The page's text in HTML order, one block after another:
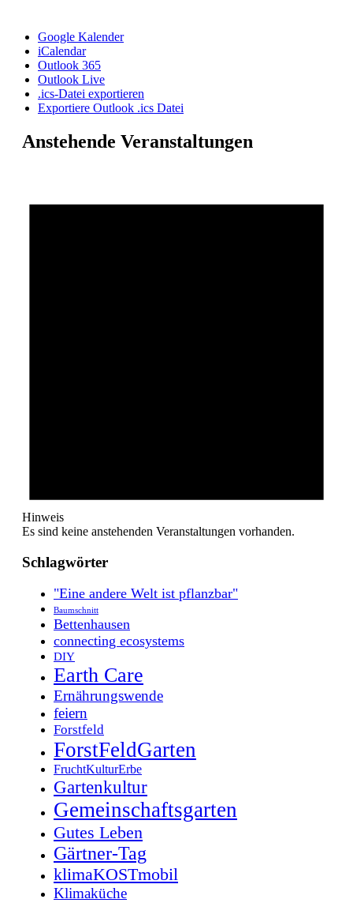
Google Kalender
iCalendar
Outlook 365
Outlook Live
.ics-Datei exportieren
Exportiere Outlook .ics Datei
Anstehende Veranstaltungen
Hinweis
Es sind keine anstehenden Veranstaltungen vorhanden.
Schlagwörter
"Eine andere Welt ist pflanzbar"
Baumschnitt
Bettenhausen
connecting ecosystems
DIY
Earth Care
Ernährungswende
feiern
Forstfeld
ForstFeldGarten
FruchtKulturErbe
Gartenkultur
Gemeinschaftsgarten
Gutes Leben
Gärtner-Tag
klimaKOSTmobil
Klimaküche